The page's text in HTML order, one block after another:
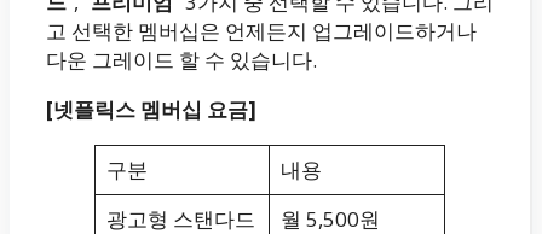
고 선택한 멤버십은 언제든지 업그레이드하거나
다운 그레이드 할 수 있습니다.
[넷플릭스 멤버십 요금]
구분
내용
광고형 스탠다드
월 5,500원